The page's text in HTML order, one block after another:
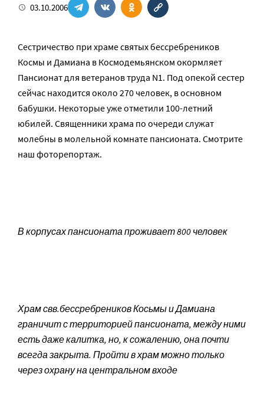
03.10.2006
Сестричество при храме святых бессребреников
Космы и Дамиана в Космодемьянском окормляет
Пансионат для ветеранов труда N1. Под опекой сестер
сейчас находится около 270 человек, в основном
бабушки. Некоторые уже отметили 100-летний
юбилей. Священники храма по очереди служат
молебны в молельной комнате пансионата. Смотрите
наш фоторепортаж.
В корпусах пансионата проживает 800 человек
Храм свв.бессребреников Косьмы и Дамиана
граничит с территорией пансионата, между ними
есть даже калитка, но, к сожалению, она почти
всегда закрыта. Пройти в храм можно только
через охрану на центральном входе